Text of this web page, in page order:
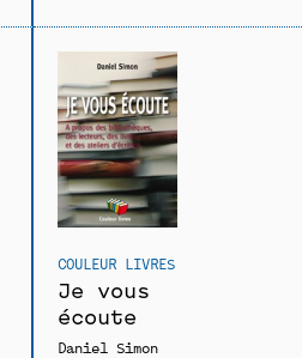
COULEUR LIVRES
Je vous
écoute
Daniel Simon